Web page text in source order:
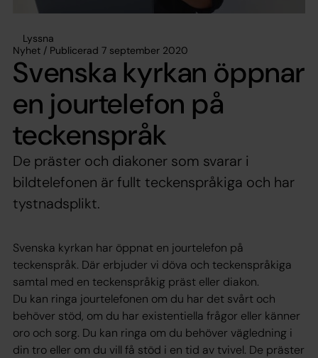
Lyssna
Nyhet / Publicerad 7 september 2020
Svenska kyrkan öppnar
en jourtelefon på
teckenspråk
De präster och diakoner som svarar i
bildtelefonen är fullt teckenspråkiga och har
tystnadsplikt.
Svenska kyrkan har öppnat en jourtelefon på
teckenspråk. Där erbjuder vi döva och teckenspråkiga
samtal med en teckenspråkig präst eller diakon.
Du kan ringa jourtelefonen om du har det svårt och
behöver stöd, om du har existentiella frågor eller känner
oro och sorg. Du kan ringa om du behöver vägledning i
din tro eller om du vill få stöd i en tid av tvivel. De präster